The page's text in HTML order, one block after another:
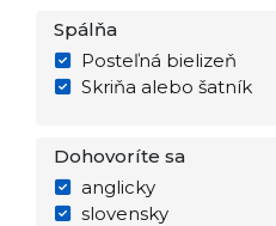
Spálňa
Posteľná bielizeň
Skriňa alebo šatník
Dohovoríte sa
anglicky
slovensky